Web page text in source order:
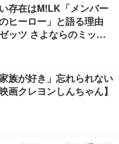
存在はM!LK「メンバー
ヒーロー」と語る理由
ッツ さよならのミッシ
族が好き」忘れられない
画クレヨンしんちゃん】